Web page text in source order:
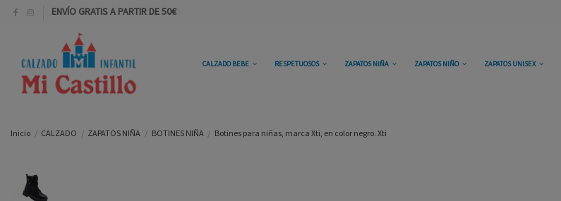
ENVÍO GRATIS A PARTIR DE 50€
CALZADO BEBE RESPETUOSOS ZAPATOS NIÑA ZAPATOS NIÑO ZAPATOS UNISEX
Inicio CALZADO ZAPATOS NIÑA BOTINES NIÑA Botines para niñas, marca Xti, en color negro. Xti